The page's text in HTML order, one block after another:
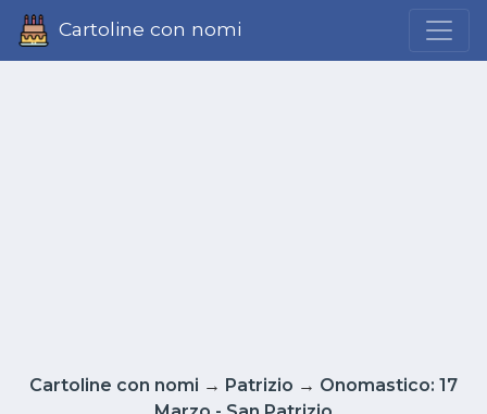
Cartoline con nomi
Cartoline con nomi → Patrizio → Onomastico: 17